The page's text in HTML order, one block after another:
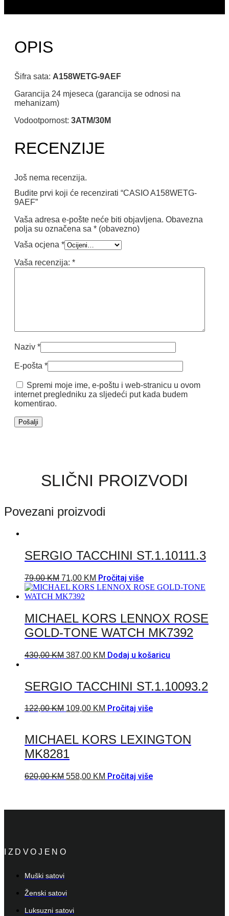
OPIS
Šifra sata: A158WETG-9AEF
Garancija 24 mjeseca (garancija se odnosi na
mehanizam)
Vodootpornost: 3ATM/30M
RECENZIJE
Još nema recenzija.
Budite prvi koji će recenzirati “CASIO A158WETG-
9AEF”
Vaša adresa e-pošte neće biti objavljena. Obavezna
polja su označena sa * (obavezno)
Vaša ocjena *
Vaša recenzija: *
Naziv *
E-pošta *
Spremi moje ime, e-poštu i web-stranicu u ovom
internet pregledniku za sljedeći put kada budem
komentirao.
SLIČNI PROIZVODI
Povezani proizvodi
SERGIO TACCHINI ST.1.10111.3
79,00KM 71,00 KM Pročitaj više
MICHAEL KORS LENNOX ROSE
GOLD-TONE WATCH MK7392
430,00KM 387,00 KM Dodaj u košaricu
SERGIO TACCHINI ST.1.10093.2
122,00KM 109,00 KM Pročitaj više
MICHAEL KORS LEXINGTON
MK8281
620,00KM 558,00 KM Pročitaj više
IZDVOJENO
Muški satovi
Ženski satovi
Luksuzni satovi